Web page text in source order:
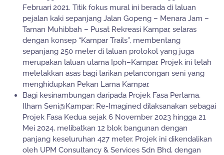
Februari 2021. Titik fokus mural ini berada di laluan
pejalan kaki sepanjang Jalan Gopeng – Menara Jam –
Taman Muhibbah – Pusat Rekreasi Kampar, selaras
dengan konsep “Kampar Trails”, membentang
sepanjang 250 meter di laluan protokol yang juga
merupakan laluan utama Ipoh–Kampar. Projek ini telah
meletakkan asas bagi tarikan pelancongan seni yang
menghidupkan Pekan Lama Kampar.
Bagi kesinambungan daripada Projek Fasa Pertama,
Ilham Seni@Kampar: Re-Imagined dilaksanakan sebagai
Projek Fasa Kedua sejak 6 November 2023 hingga 21
Mei 2024, melibatkan 12 blok bangunan dengan
panjang keseluruhan 427 meter. Projek ini dikendalikan
oleh UPM Consultancy & Services Sdn Bhd, dengan